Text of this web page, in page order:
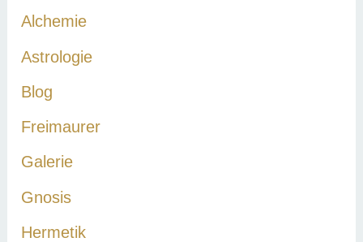
n
a
:
Alchemie
Astrologie
Blog
Freimaurer
Galerie
Gnosis
Hermetik